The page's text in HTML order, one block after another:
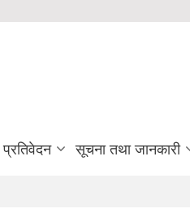
प्रतिवेदन सूचना तथा जानकारी